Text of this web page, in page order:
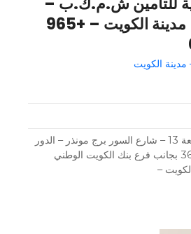
فرع السور – مدينة الكويت – +965
الكويت
الصالحية – قطعة 13 – شارع السور برج مونذر – الدور
الأرضي مكتب رقم 36 بجانب فرع بنك الكويت الوطني